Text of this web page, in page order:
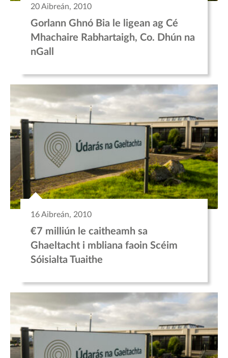
20 Aibreán, 2010
Gorlann Ghnó Bia le ligean ag Cé
Mhachaire Rabhartaigh, Co. Dhún na
nGall
16 Aibreán, 2010
€7 milliún le caitheamh sa
Ghaeltacht i mbliana faoin Scéim
Sóisialta Tuaithe